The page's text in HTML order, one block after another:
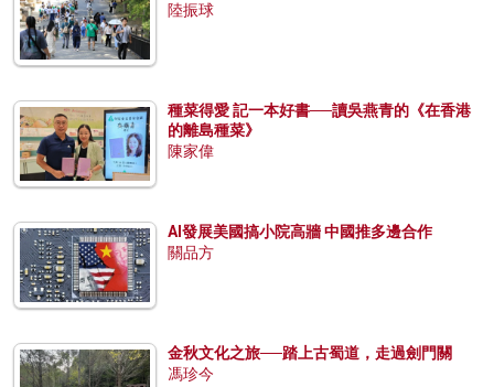
陸振球
種菜得愛 記一本好書──讀吳燕青的《在香港
的離島種菜》
陳家偉
AI發展美國搞小院高牆 中國推多邊合作
關品方
金秋文化之旅──踏上古蜀道，走過劍門關
馮珍今